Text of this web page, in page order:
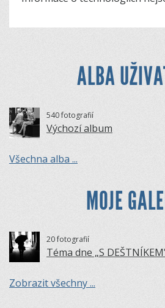
ALBA
540 fotografií
Výchozí album
Všechna alba ...
MOJE
20 fotografií
Téma dne „S
Zobrazit všechny ...